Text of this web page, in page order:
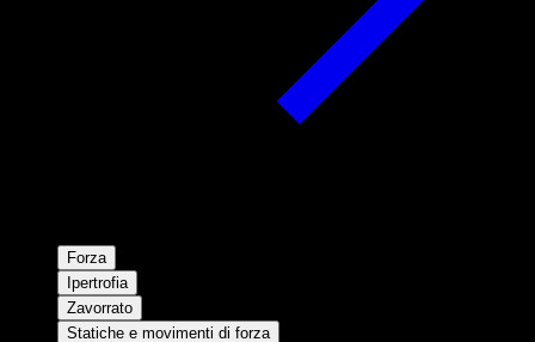
Forza
Ipertrofia
Zavorrato
Statiche e movimenti di forza